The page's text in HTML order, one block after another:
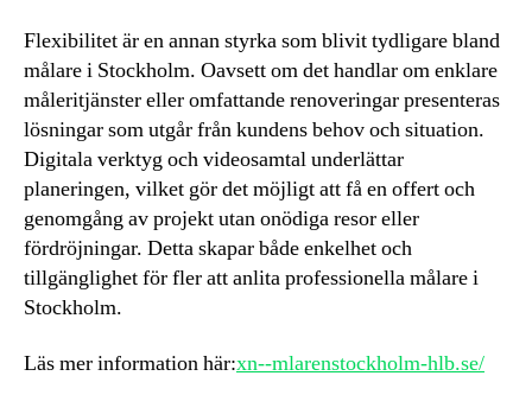
Flexibilitet är en annan styrka som blivit tydligare bland
målare i Stockholm. Oavsett om det handlar om enklare
måleritjänster eller omfattande renoveringar presenteras
lösningar som utgår från kundens behov och situation.
Digitala verktyg och videosamtal underlättar
planeringen, vilket gör det möjligt att få en offert och
genomgång av projekt utan onödiga resor eller
fördröjningar. Detta skapar både enkelhet och
tillgänglighet för fler att anlita professionella målare i
Stockholm.
Läs mer information här:xn--mlarenstockholm-hlb.se/